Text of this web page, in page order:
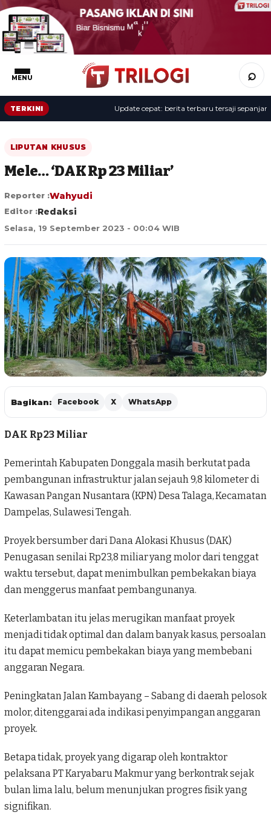
MENU ⌕
TERKINI Update cepat: berita terbaru tersaji sepanjang
LIPUTAN KHUSUS
Mele… ‘DAK Rp 23 Miliar’
Reporter :Wahyudi
Editor :Redaksi
Selasa, 19 September 2023 - 00:04 WIB
Bagikan: Facebook X WhatsApp
DAK Rp 23 Miliar
Pemerintah Kabupaten Donggala masih berkutat pada
pembangunan infrastruktur jalan sejauh 9,8 kilometer di
Kawasan Pangan Nusantara (KPN) Desa Talaga, Kecamatan
Dampelas, Sulawesi Tengah.
Proyek bersumber dariDana Alokasi Khusus (DAK)
Penugasan senilai Rp23,8 miliar yang molor dari tenggat
waktu tersebut, dapat menimbulkan pembekakan biaya
dan menggerus manfaat pembangunanya.
Keterlambatan itu jelas merugikan manfaat proyek
menjadi tidak optimal dan dalam banyak kasus, persoalan
itu dapat memicu pembekakan biaya yang membebani
anggaran Negara.
Peningkatan Jalan Kambayang – Sabang di daerah pelosok
molor, ditenggarai ada indikasi penyimpangan anggaran
proyek.
Betapa tidak, proyek yang digarap oleh kontraktor
pelaksanaPT Karyabaru Makmuryang berkontrak sejak
bulan lima lalu, belum menunjukan progres fisik yang
signifikan.